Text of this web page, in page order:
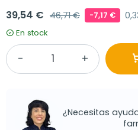
39,54 € 46,71 € -7,17 €
En stock
¿Necesitas